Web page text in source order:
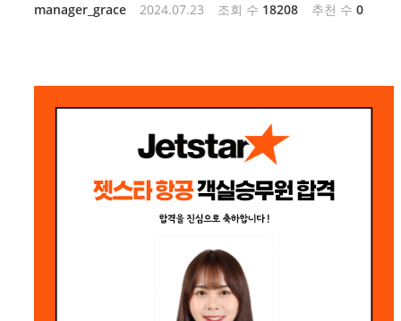
manager_grace 2024.07.23 조회 수 18208 추천 수 0